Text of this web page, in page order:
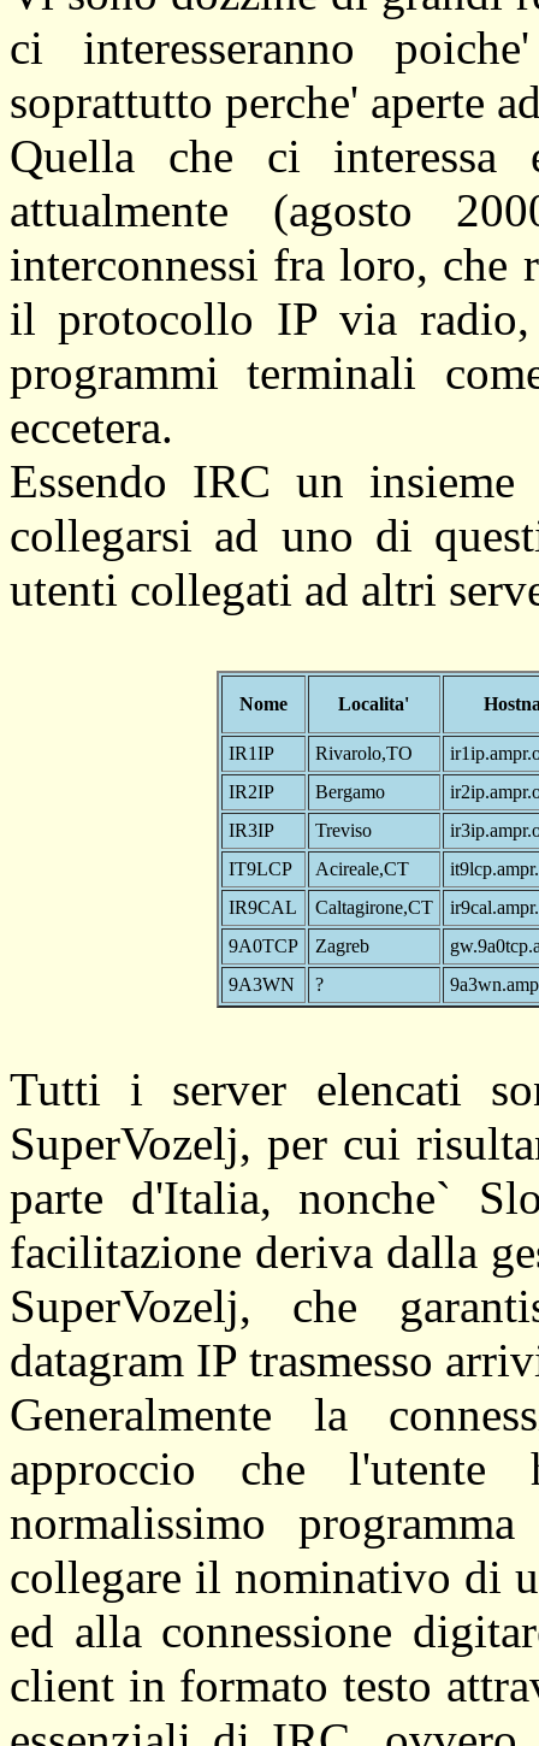
ci interesseranno
soprattutto perche' aperte
Quella che ci interessa
attualmente (agosto
interconnessi fra loro, che
il protocollo IP via
programmi terminali
eccetera.
Essendo IRC un insieme
collegarsi ad uno di
utenti collegati ad altri
Nome Localita'
IR1IP Rivarolo,TO
IR2IP
Bergamo
IR3IP
Treviso
IT9LCP
Acireale,CT
IR9CAL
Caltagirone,CT
9A0TCP
Zagreb
9A3WN
?
Tutti i server elencati
SuperVozelj, per cui
parte d'Italia, nonche`
facilitazione deriva dalla
SuperVozelj, che
datagram IP trasmesso
Generalmente la
approccio che
normalissimo
collegare il nominativo di
ed alla connessione
client in formato testo